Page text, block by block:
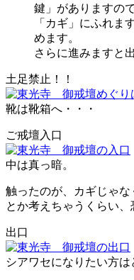
鍵」がありますの
「カギ」にふれま
めます。
さらに進みますと
土足禁止！！
靴は靴箱へ・・・
ご戒壇入口
中は真っ暗。
触ったのが、カギじゃ
とか考えちゃうくらい、
出口
シアワセになりたい方は